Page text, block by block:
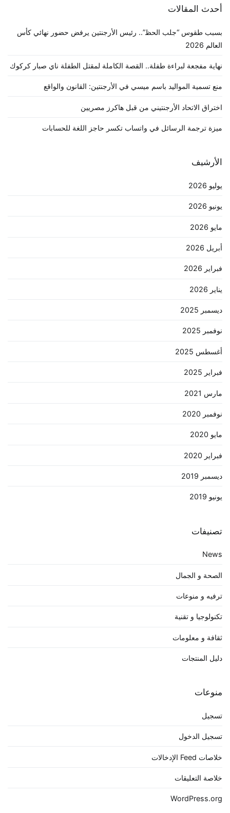
أحدث المقالات
بسبب طقوس “جلب الحظ”.. رئيس الأرجنتين يرفض حضور نهائي كأس
العالم 2026
نهاية مفجعة لبراءة طفلة.. القصة الكاملة لمقتل الطفلة ناي صبار كركوك
منع تسمية المواليد باسم ميسي في الأرجنتين: القانون والواقع
اختراق الاتحاد الأرجنتيني من قبل هاكرز مصريين
ميزة ترجمة الرسائل في واتساب تكسر حاجز اللغة للحسابات
الأرشيف
يوليو 2026
يونيو 2026
مايو 2026
أبريل 2026
فبراير 2026
يناير 2026
ديسمبر 2025
نوفمبر 2025
أغسطس 2025
فبراير 2025
مارس 2021
نوفمبر 2020
مايو 2020
فبراير 2020
ديسمبر 2019
يونيو 2019
تصنيفات
News
الصحة و الجمال
ترفيه و منوعات
تكنولوجيا و تقنية
ثقافة و معلومات
دليل المنتجات
منوعات
تسجيل
تسجيل الدخول
خلاصات Feed الإدخالات
خلاصة التعليقات
WordPress.org